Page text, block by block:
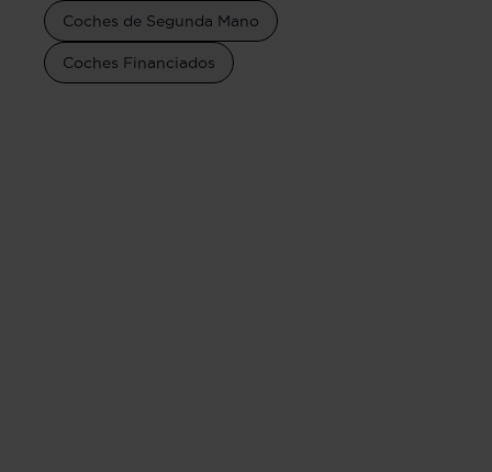
Coches de Segunda Mano
Coches Financiados